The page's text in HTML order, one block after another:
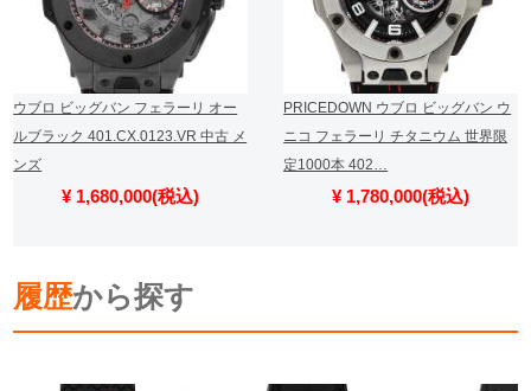
ウブロ ビッグバン フェラーリ オー
ルブラック 401.CX.0123.VR 中古 メ
ンズ
¥ 1,680,000(税込)
PRICEDOWN ウブロ ビッグバン ウ
ニコ フェラーリ チタニウム 世界限
定1000本 402…
¥ 1,780,000(税込)
履歴から探す